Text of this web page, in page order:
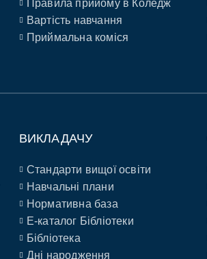
Правила прийому в Коледж
Вартість навчання
Приймальна коміся
ВИКЛАДАЧУ
Стандарти вищої освіти
Навчальні плани
Нормативна база
E-каталог Бібліотеки
Бібліотека
Дні народження